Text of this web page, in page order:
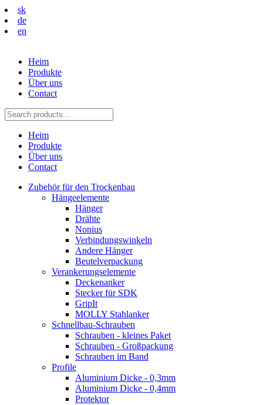
sk
de
en
Heim
Produkte
Über uns
Contact
Heim
Produkte
Über uns
Contact
Zubehör für den Trockenbau
Hängeelemente
Hänger
Drähte
Nonius
Verbindungswinkeln
Andere Hänger
Beutelverpackung
Verankerungselemente
Deckenanker
Stecker für SDK
GripIt
MOLLY Stahlanker
Schnellbau-Schrauben
Schrauben - kleines Paket
Schrauben - Großpackung
Schrauben im Band
Profile
Aluminium Dicke - 0,3mm
Aluminium Dicke - 0,4mm
Protektor